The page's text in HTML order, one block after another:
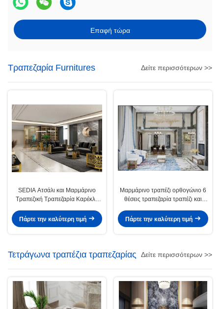
Επαφή τώρα
Τραπεζαρία Furnitures Δείτε περισσότερων >>
SEDIA Ατσάλι και Μαρμάρινο
Τραπεζική Τραπεζαρία Καρέκλα
Πάρτε την καλύτερη τιμή
Μαρμάρινο τραπέζι ορθογώνιο 6
θέσεις τραπεζαρία τραπέζι και
Πάρτε την καλύτερη τιμή
Τετράγωνα τραπέζια τραπεζαρίας Δείτε περισσότερων >>